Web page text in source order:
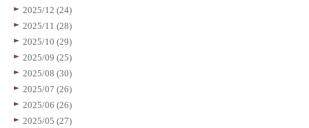
2025/12 (24)
2025/11 (28)
2025/10 (29)
2025/09 (25)
2025/08 (30)
2025/07 (26)
2025/06 (26)
2025/05 (27)